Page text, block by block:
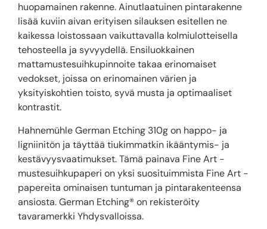
huopamainen rakenne. Ainutlaatuinen pintarakenne
lisää kuviin aivan erityisen silauksen esitellen ne
kaikessa loistossaan vaikuttavalla kolmiulotteisella
tehosteella ja syvyydellä. Ensiluokkainen
mattamustesuihkupinnoite takaa erinomaiset
vedokset, joissa on erinomainen värien ja
yksityiskohtien toisto, syvä musta ja optimaaliset
kontrastit.
Hahnemühle German Etching 310g on happo- ja
ligniinitön ja täyttää tiukimmatkin ikääntymis- ja
kestävyysvaatimukset. Tämä painava Fine Art -
mustesuihkupaperi on yksi suosituimmista Fine Art -
papereita ominaisen tuntuman ja pintarakenteensa
ansiosta. German Etching® on rekisteröity
tavaramerkki Yhdysvalloissa.